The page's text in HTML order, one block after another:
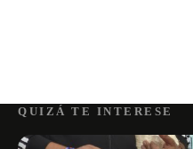
QUIZÁ TE INTERESE